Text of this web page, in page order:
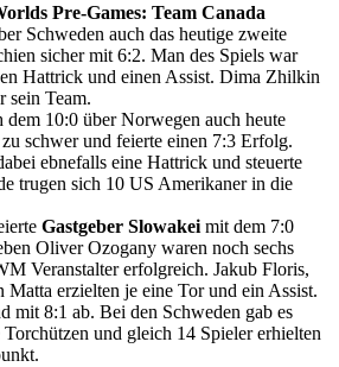
Pre-Games: Team Canada
Schweden auch das heutige zweite
sicher mit 6:2. Man des Spiels war
Hattrick und einen Assist. Dima Zhilkin
sein Team.
dem 10:0 über Norwegen auch heute
schwer und feierte einen 7:3 Erfolg.
ebnefalls eine Hattrick und steuerte
trugen sich 10 US Amerikaner in die
Gastgeber Slowakei mit dem 7:0
Oliver Ozogany waren noch sechs
Veranstalter erfolgreich. Jakub Floris,
erzielten je eine Tor und ein Assist.
mit 8:1 ab. Bei den Schweden gab es
und gleich 14 Spieler erhielten